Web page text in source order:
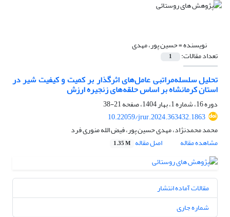
نویسنده =حسین پور، مهدی
تعداد مقالات: 1
تحلیل سلسله‌مراتبی عامل‌های اثرگذار بر کمیت و کیفیت شیر در
استان کرمانشاه بر اساس حلقه‌های زنجیره ارزش
دوره 16، شماره 1، بهار 1404، صفحه
21-38
10.22059/jrur.2024.363432.1863
محمد محمدنژاد، مهدی حسین پور، فیض الله منوری فرد
مشاهده مقاله
اصل مقاله 1.35 M
مقالات آماده انتشار
شماره جاری